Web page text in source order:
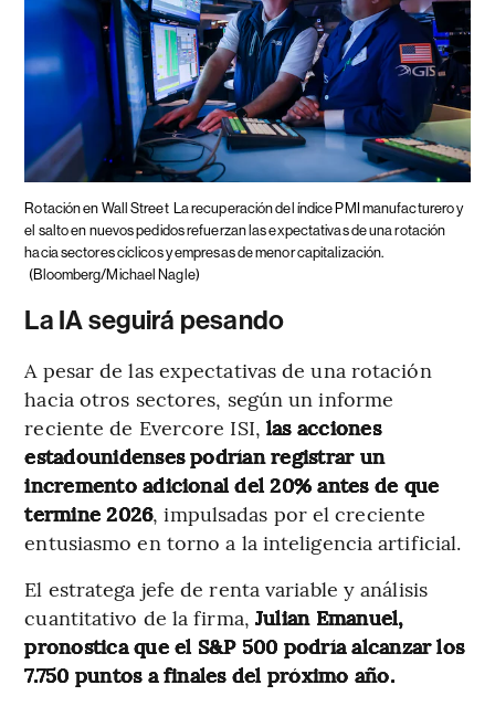
Rotación en Wall Street La recuperación del índice PMI manufacturero y
el salto en nuevos pedidos refuerzan las expectativas de una rotación
hacia sectores cíclicos y empresas de menor capitalización.
(Bloomberg/Michael Nagle)
La IA seguirá pesando
A pesar de las expectativas de una rotación
hacia otros sectores, según un informe
reciente de Evercore ISI, las acciones
estadounidenses podrían registrar un
incremento adicional del 20% antes de que
termine 2026, impulsadas por el creciente
entusiasmo en torno a la inteligencia artificial.
El estratega jefe de renta variable y análisis
cuantitativo de la firma, Julian Emanuel,
pronostica que el S&P 500 podría alcanzar los
7.750 puntos a finales del próximo año.